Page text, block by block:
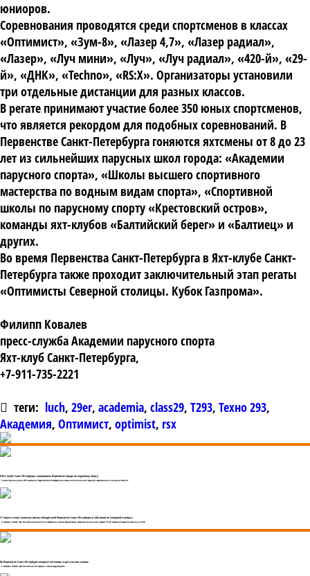
юниоров.
Соревнования проводятся среди спортсменов в классах
«Оптимист», «Зум-8», «Лазер 4,7», «Лазер радиал»,
«Лазер», «Луч мини», «Луч», «Луч радиал», «420-й», «29-
й», «ДНК», «Techno», «RS:X». Организаторы установили
три отдельные дистанции для разных классов.
В регате принимают участие более 350 юных спортсменов,
что является рекордом для подобных соревнований. В
Первенстве Санкт-Петербурга гоняются яхтсмены от 8 до 23
лет из сильнейших парусных школ города: «Академии
парусного спорта», «Школы высшего спортивного
мастерства по водным видам спорта», «Спортивной
школы по парусному спорту «Крестовский остров»,
команды яхт-клубов «Балтийский берег» и «Балтиец» и
других.
Во время Первенства Санкт-Петербурга в Яхт-клубе Санкт-
Петербурга также проходит заключительный этап регаты
«Оптимисты Северной столицы. Кубок Газпрома».
Филипп Ковалев
пресс-служба Академии парусного спорта
Яхт-клуб Санкт-Петербурга,
+7-911-735-2221
теги: luch, 29er, academia, class29, T293, Техно 293,
Академия, Оптимист, optimist, rsx
В Яхт-клубе Санкт-Петербурга завершилось Первенство города по парусному спорту
В регате приняло участие 359 спортсменов. Первенство Санкт-Петербурга стало самым многочисленным городским соревнованием за последние 30-40 лет.
21 августа станут известны имена победителей Первенства Санкт-Петербурга и «Оптимистов Северной столицы»
В акватории Невской губы Финского залива близится к завершению главная городская регата. Завтра финальные гонки стартуют в 11.00. Церемония закрытия намечена на 18.00.
На Первенстве Санкт-Петербурга впервые состоялись старты во всех классах
В акватории Невской губы Финского залива проходит главная городская регата.